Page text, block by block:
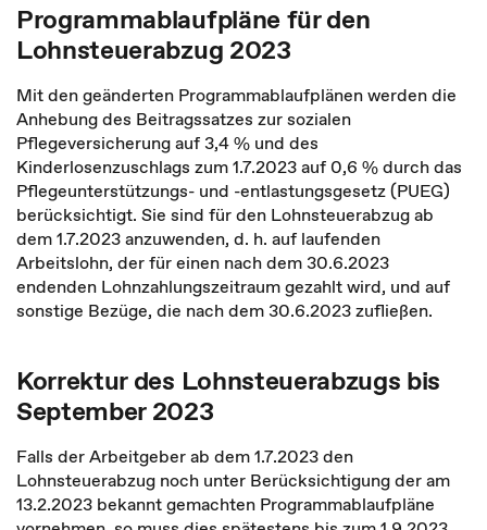
Programmablaufpläne für den
Lohnsteuerabzug 2023
Mit den geänderten Programmablaufplänen werden die
Anhebung des Beitragssatzes zur sozialen
Pflegeversicherung auf 3,4 % und des
Kinderlosenzuschlags zum 1.7.2023 auf 0,6 % durch das
Pflegeunterstützungs- und -entlastungsgesetz (PUEG)
berücksichtigt. Sie sind für den Lohnsteuerabzug ab
dem 1.7.2023 anzuwenden, d. h. auf laufenden
Arbeitslohn, der für einen nach dem 30.6.2023
endenden Lohnzahlungszeitraum gezahlt wird, und auf
sonstige Bezüge, die nach dem 30.6.2023 zufließen.
Korrektur des Lohnsteuerabzugs bis
September 2023
Falls der Arbeitgeber ab dem 1.7.2023 den
Lohnsteuerabzug noch unter Berücksichtigung der am
13.2.2023 bekannt gemachten Programmablaufpläne